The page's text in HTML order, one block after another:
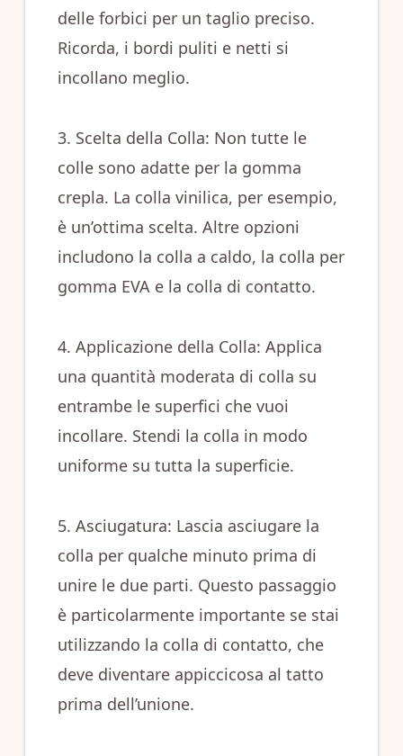
delle forbici per un taglio preciso.
Ricorda, i bordi puliti e netti si
incollano meglio.
3. Scelta della Colla: Non tutte le
colle sono adatte per la gomma
crepla. La colla vinilica, per esempio,
è un’ottima scelta. Altre opzioni
includono la colla a caldo, la colla per
gomma EVA e la colla di contatto.
4. Applicazione della Colla: Applica
una quantità moderata di colla su
entrambe le superfici che vuoi
incollare. Stendi la colla in modo
uniforme su tutta la superficie.
5. Asciugatura: Lascia asciugare la
colla per qualche minuto prima di
unire le due parti. Questo passaggio
è particolarmente importante se stai
utilizzando la colla di contatto, che
deve diventare appiccicosa al tatto
prima dell’unione.